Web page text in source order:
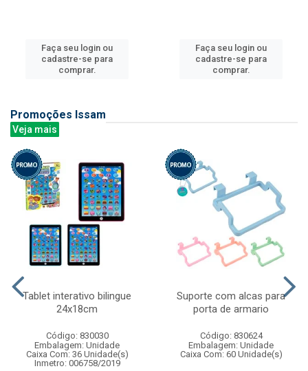
Faça seu login ou
cadastre-se para
comprar.
Faça seu login ou
cadastre-se para
comprar.
Promoções Issam
Veja mais
Tablet interativo bilingue
24x18cm
Código: 830030
Embalagem: Unidade
Caixa Com: 36 Unidade(s)
Inmetro: 006758/2019
Suporte com alcas para
porta de armario
Código: 830624
Embalagem: Unidade
Caixa Com: 60 Unidade(s)